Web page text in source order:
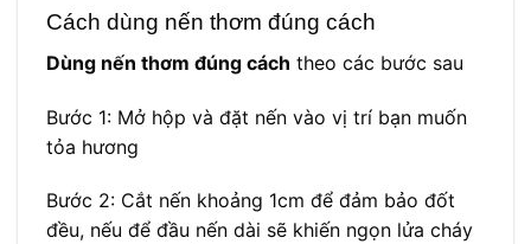
Cách dùng nến thơm đúng cách
Dùng nến thơm đúng cách theo các bước sau
Bước 1: Mở hộp và đặt nến vào vị trí bạn muốn
tỏa hương
Bước 2: Cắt nến khoảng 1cm để đảm bảo đốt
đều, nếu để đầu nến dài sẽ khiến ngọn lửa cháy